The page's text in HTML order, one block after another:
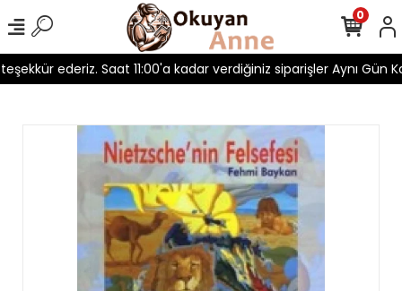
ederiz. Saat 11:00'a kadar verdiğiniz siparişler Aynı Gün
0